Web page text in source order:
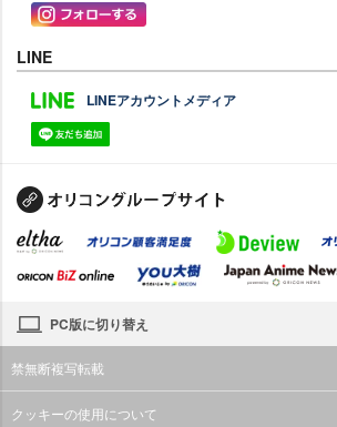
LINE
LINEアカウントメディア
PC版に切り替え
禁無断複写転載
クッキーの使用について